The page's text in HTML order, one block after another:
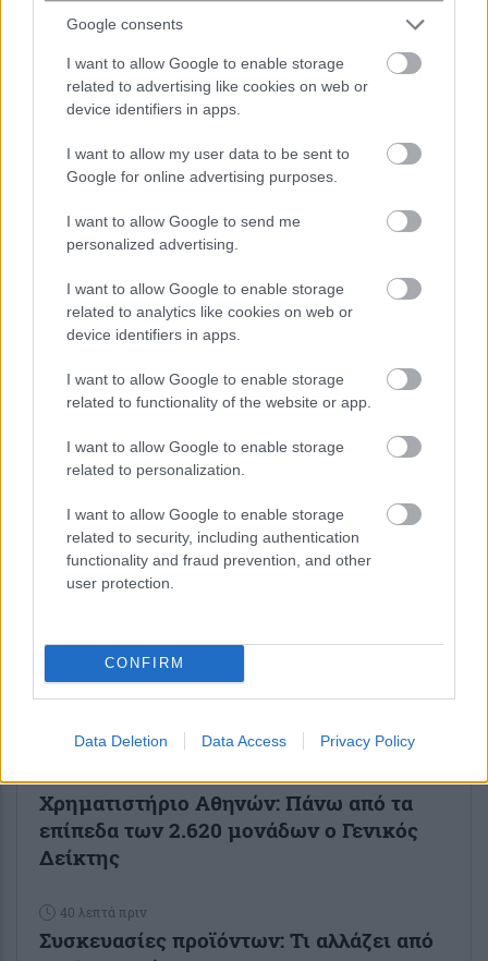
Google consents
I want to allow Google to enable storage
related to advertising like cookies on web or
device identifiers in apps.
I want to allow my user data to be sent to
Google for online advertising purposes.
I want to allow Google to send me
personalized advertising.
I want to allow Google to enable storage
related to analytics like cookies on web or
device identifiers in apps.
I want to allow Google to enable storage
related to functionality of the website or app.
I want to allow Google to enable storage
related to personalization.
I want to allow Google to enable storage
related to security, including authentication
functionality and fraud prevention, and other
user protection.
CONFIRM
Data Deletion Data Access Privacy Policy
έκτακτο επίδομα
ΕΛΣΤΑΤ: 60,5% αυξήθηκε το έλλειμμα του
εμπορικού ισοζυγίου το οκτάμηνο
Πετρέλαιο: Οι Σαουδάραβες κλείνουν τη
στρόφιγγα – Το «αγκάθι» με τα εξοπλιστικά
Σχόλια Αναγνωστών
Ακολουθήστε το
και μάθετε πρώτοι όλες τις ειδήσεις
Δείτε όλες τις τελευταίεςΕιδήσειςαπό την Ελλάδα
και τον Κόσμο στο
Χρηματιστήριο Αθηνών: Πάνω από τα
επίπεδα των 2.620 μονάδων ο Γενικός
Δείκτης
40 λεπτά πριν
Συσκευασίες προϊόντων: Τι αλλάζει από